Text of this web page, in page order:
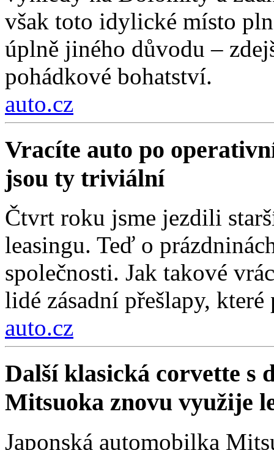
však toto idylické místo
úplně jiného důvodu –
pohádkové bohatství.
auto.cz
Vracíte auto po
jsou ty triviální
Čtvrt roku jsme jezdili
leasingu. Teď o
společnosti. Jak takové
lidé zásadní přešlapy,
auto.cz
Další klasická corvette s
Mitsuoka znovu využije
Japonská automobilka